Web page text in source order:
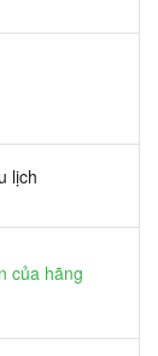
lịch
của hãng